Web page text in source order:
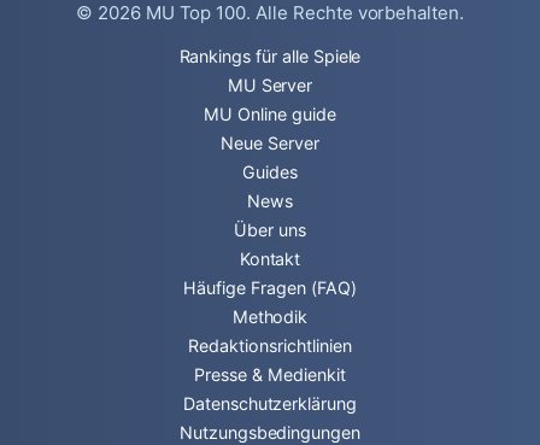
© 2026 MU Top 100. Alle Rechte vorbehalten.
Rankings für alle Spiele
MU Server
MU Online guide
Neue Server
Guides
News
Über uns
Kontakt
Häufige Fragen (FAQ)
Methodik
Redaktionsrichtlinien
Presse & Medienkit
Datenschutzerklärung
Nutzungsbedingungen